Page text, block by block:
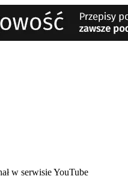
karcie
w serwisie YouTube